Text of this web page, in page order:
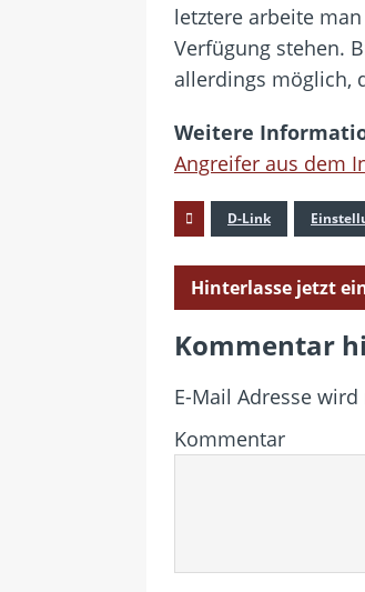
letztere arbeite
Verfügung stehen.
allerdings möglich,
Weitere
Angreifer aus dem
D-Link
Hinterlasse jetzt
Kommentar
E-Mail Adresse
Kommentar